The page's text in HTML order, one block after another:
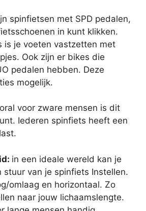
spinfietsen met SPD pedalen,
in kunt klikken.
is je voeten vastzetten met
Ook zijn er bikes die
pedalen hebben. Deze
mogelijk.
voor zware mensen is dit
Iederen spinfiets heeft een
in een ideale wereld kan je
stuur van je spinfiets Instellen.
omlaag en horizontaal. Zo
naar jouw lichaamslengte.